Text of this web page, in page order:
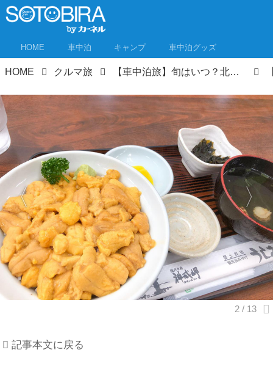
HOME 車中泊 キャンプ 車中泊グッズ
HOME クルマ旅 【車中泊旅】旬はいつ？北海道のウニ、カキ、甘エビ…海の幸＆独断と偏見で選ぶ、隠れた寿司の名店３選も！
記事本文に戻る